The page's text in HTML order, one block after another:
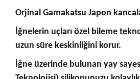
Orjinal Gamakatsu Japon
İğnelerin uçları özel bileme
uzun süre keskinliğini korur.
İğne üzerinde bulunan yay